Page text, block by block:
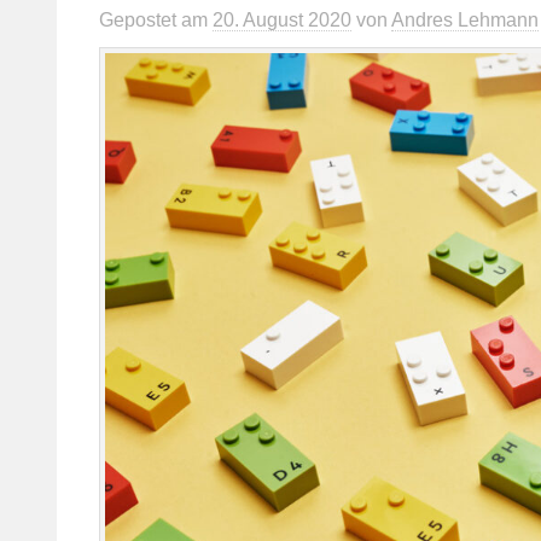
Gepostet am 20. August 2020 von Andres Lehmann